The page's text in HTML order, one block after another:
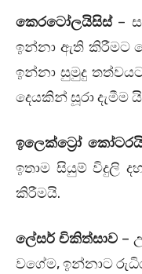
කෙරටෝලයිසිස්–
ඉන්නා ඇති කිරීමට
ඉන්නා සුමුදු
දෙයකින් සූරා දැමීම
ඉලෙක්ට්‍රෝ
ඉතාම සියුම් විදුලි
කිරීමයි.
ලේසර් චිකිත්සාව –
වගේම, ඉන්නාට